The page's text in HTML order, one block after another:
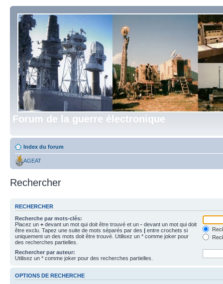
Forum de la guerre électronique
Index du forum
AGEAT
Rechercher
RECHERCHER
Recherche par mots-clés:
Placez un + devant un mot qui doit être trouvé et un - devant un mot qui doit
être exclu. Tapez une suite de mots séparés par des | entre crochets si
uniquement un des mots doit être trouvé. Utilisez un * comme joker pour
des recherches partielles.
Rechercher par auteur:
Utilisez un * comme joker pour des recherches partielles.
OPTIONS DE RECHERCHE